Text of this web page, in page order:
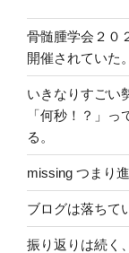
骨髄腫学会２０
開催されていた。
いきなりすごい
「何秒！？」
る。
missing つまり
ブログは落ちて
振り返りは続く